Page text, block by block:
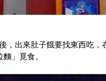
，出來肚子餓要找東西吃，
」覓食。